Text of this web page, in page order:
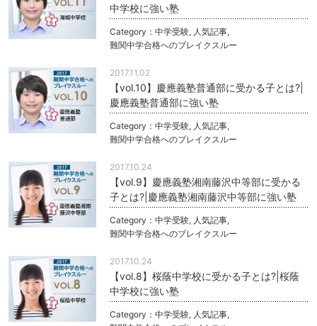
中学校に強い塾
Category： 中学受験, 人気記事,
難関中学合格へのブレイクスルー
2017.11.02
【vol.10】慶應義塾普通部に受かる子とは?|
慶應義塾普通部に強い塾
Category： 中学受験, 人気記事,
難関中学合格へのブレイクスルー
2017.10.24
【vol.9】慶應義塾湘南藤沢中等部に受かる
子とは?|慶應義塾湘南藤沢中等部に強い塾
Category： 中学受験, 人気記事,
難関中学合格へのブレイクスルー
2017.10.24
【vol.8】桜蔭中学校に受かる子とは?|桜蔭
中学校に強い塾
Category： 中学受験, 人気記事,